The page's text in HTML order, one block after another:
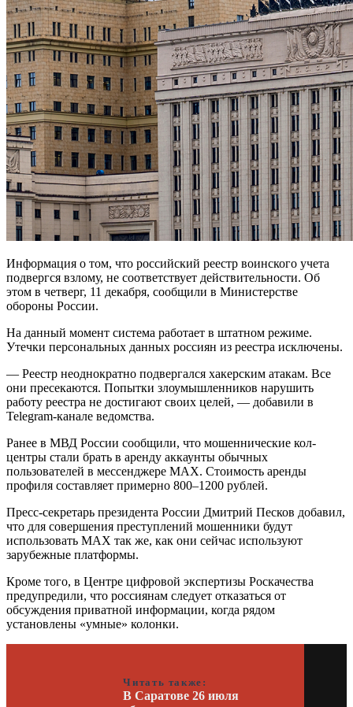
Информация о том, что российский реестр воинского учета
подвергся взлому, не соответствует действительности. Об
этом в четверг, 11 декабря, сообщили в Министерстве
обороны России.
На данный момент система работает в штатном режиме.
Утечки персональных данных россиян из реестра исключены.
— Реестр неоднократно подвергался хакерским атакам. Все
они пресекаются. Попытки злоумышленников нарушить
работу реестра не достигают своих целей, — добавили в
Telegram-канале ведомства.
Ранее в МВД России сообщили, что мошеннические кол-
центры стали брать в аренду аккаунты обычных
пользователей в мессенджере МАХ. Стоимость аренды
профиля составляет примерно 800–1200 рублей.
Пресс-секретарь президента России Дмитрий Песков добавил,
что для совершения преступлений мошенники будут
использовать МАХ так же, как они сейчас используют
зарубежные платформы.
Кроме того, в Центре цифровой экспертизы Роскачества
предупредили, что россиянам следует отказаться от
обсуждения приватной информации, когда рядом
установлены «умные» колонки.
Читать также:
В Саратове 26 июля